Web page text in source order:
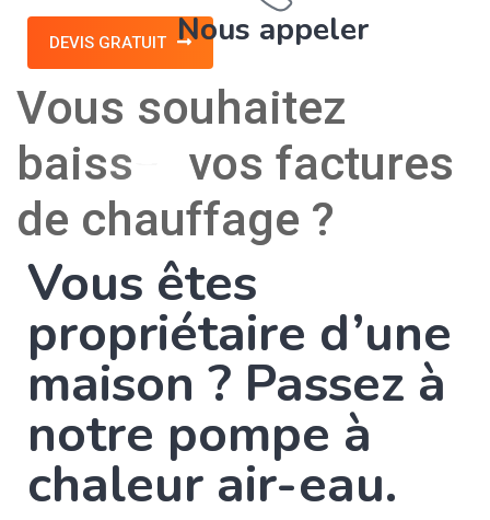
DEVIS GRATUIT Nous appeler
Vous souhaitez
baiss
vos factures
de chauffage ?
Vous êtes
propriétaire d’une
maison ? Passez à
notre pompe à
chaleur air-eau.